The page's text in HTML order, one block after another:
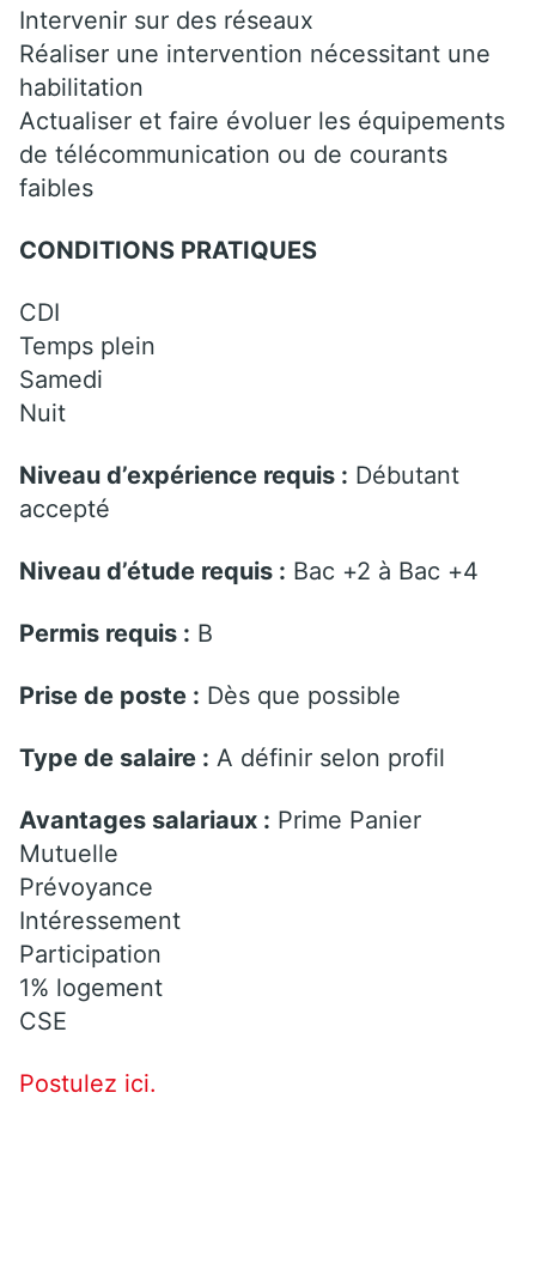
Intervenir sur des réseaux
Réaliser une intervention nécessitant une
habilitation
Actualiser et faire évoluer les équipements
de télécommunication ou de courants
faibles
CONDITIONS PRATIQUES
CDI
Temps plein
Samedi
Nuit
Niveau d’expérience requis : Débutant
accepté
Niveau d’étude requis : Bac +2 à Bac +4
Permis requis : B
Prise de poste : Dès que possible
Type de salaire : A définir selon profil
Avantages salariaux : Prime Panier
Mutuelle
Prévoyance
Intéressement
Participation
1% logement
CSE
Postulez ici.